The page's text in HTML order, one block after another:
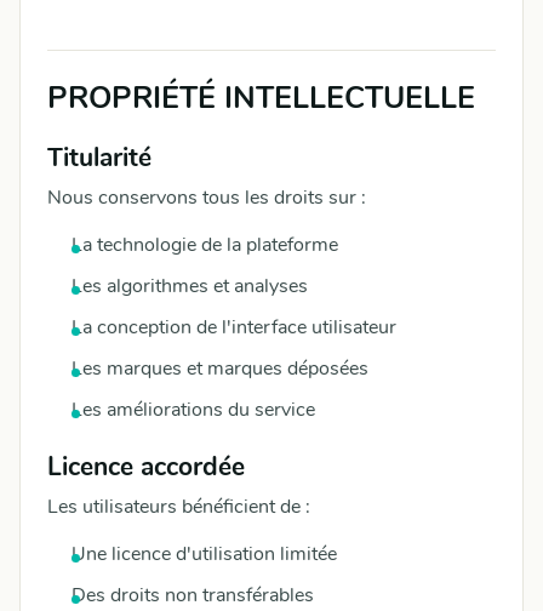
PROPRIÉTÉ INTELLECTUELLE
Titularité
Nous conservons tous les droits sur :
La technologie de la plateforme
Les algorithmes et analyses
La conception de l'interface utilisateur
Les marques et marques déposées
Les améliorations du service
Licence accordée
Les utilisateurs bénéficient de :
Une licence d'utilisation limitée
Des droits non transférables